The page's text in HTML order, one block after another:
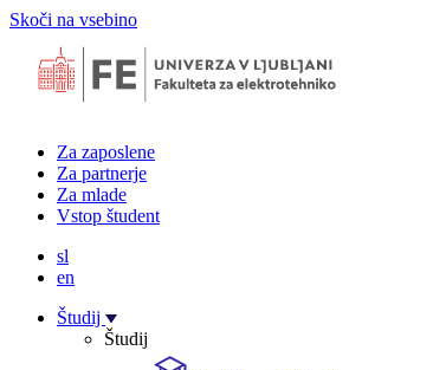
Skoči na vsebino
Za zaposlene
Za partnerje
Za mlade
Vstop študent
sl
en
Študij
Študij